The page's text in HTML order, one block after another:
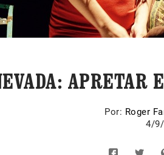
APRETAR
Por: Roger
4/